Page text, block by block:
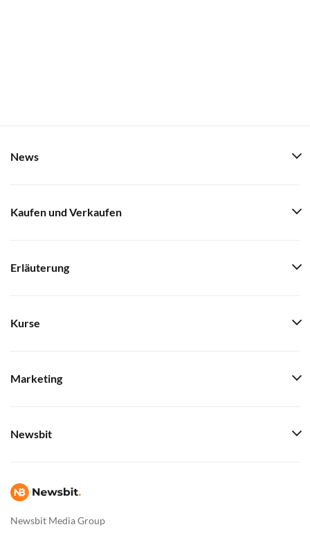
Newsbit Media Group
News
Kaufen und Verkaufen
Erläuterung
Kurse
Marketing
Newsbit